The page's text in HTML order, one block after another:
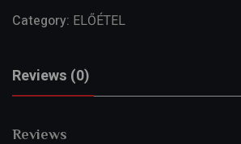
Category: ELŐÉTEL
Reviews (0)
Reviews